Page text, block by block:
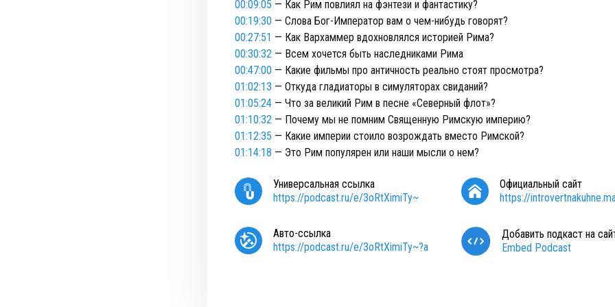
00:09:05 — Как Рим повлиял на фэнтези и фантастику?
00:19:30 — Слова Бог-Император вам о чем-нибудь говорят?
00:27:51 — Как Вархаммер вдохновлялся историей Рима?
00:30:32 — Всем хочется быть наследниками Рима
00:47:00 — Какие фильмы про античность реально стоят просмотра?
01:02:13 — Откуда гладиаторы в симуляторах свиданий?
01:05:24 — Что за великий Рим в песне «Северный флот»?
01:10:32 — Почему мы не помним Священную Римскую империю?
01:12:35 — Какие империи стоило возрождать вместо Римской?
01:14:18 — Это Рим популярен или наши мысли о нем?
Универсальная ссылка
https://podcast.ru/e/3oRtXimiTy~
Официальный сайт
https://
Авто-ссылка
https://podcast.ru/e/3oRtXimiTy~?a
Добавить подкаст на
Embed Podcast